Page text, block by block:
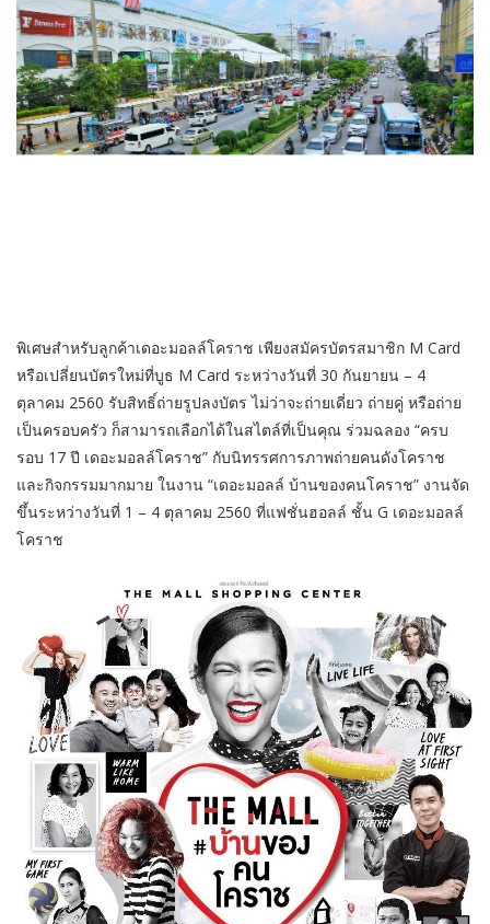
พิเศษสำหรับลูกค้าเดอะมอลล์โคราช เพียงสมัครบัตรสมาชิก M Card
หรือเปลี่ยนบัตรใหม่ที่บูธ M Card ระหว่างวันที่ 30 กันยายน – 4
ตุลาคม 2560 รับสิทธิ์ถ่ายรูปลงบัตร ไม่ว่าจะถ่ายเดี่ยว ถ่ายคู่ หรือถ่าย
เป็นครอบครัว ก็สามารถเลือกได้ในสไตล์ที่เป็นคุณ ร่วมฉลอง “ครบ
รอบ 17 ปี เดอะมอลล์โคราช” กับนิทรรศการภาพถ่ายคนดังโคราช
และกิจกรรมมากมาย ในงาน “เดอะมอลล์ บ้านของคนโคราช” งานจัด
ขึ้นระหว่างวันที่ 1 – 4 ตุลาคม 2560 ที่แฟชั่นฮอลล์ ชั้น G เดอะมอลล์
โคราช